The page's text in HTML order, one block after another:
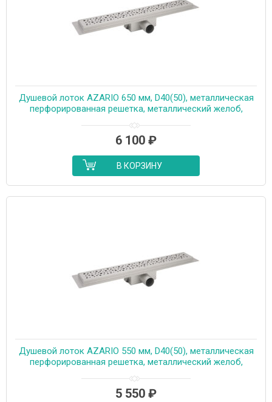
Душевой лоток AZARIO 650 мм, D40(50), металлическая
перфорированная решетка, металлический желоб,
6 100 ₽
В КОРЗИНУ
Душевой лоток AZARIO 550 мм, D40(50), металлическая
перфорированная решетка, металлический желоб,
5 550 ₽